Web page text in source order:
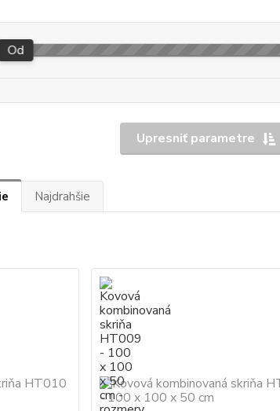
Upresniť parametre
Od
Najdrahšie